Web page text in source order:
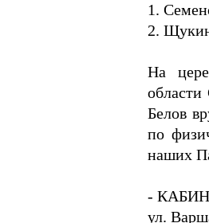
1.
2.
На
Белов
по
наших
-
ул.